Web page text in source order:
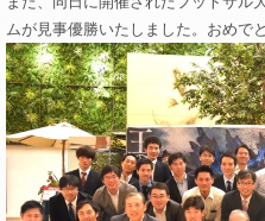
ムが見事優勝いたしました。おめで